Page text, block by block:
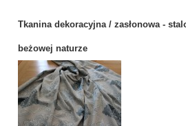
Tkanina dekoracyjna / zasłonowa -
beżowej naturze